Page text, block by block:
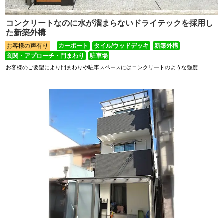
コンクリートなのに水が溜まらないドライテックを採用し
た新築外構
お客様の声有り カーポート タイル/ウッドデッキ
新築外構
玄関・アプローチ・門まわり
駐車場
お客様のご要望により門まわりや駐車スペースにはコンクリートのような強度...